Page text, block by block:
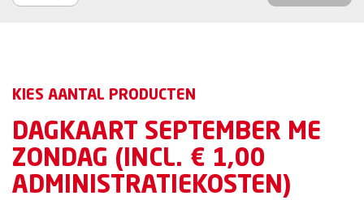
KIES AANTAL PRODUCTEN
DAGKAART SEPTEMBER ME
ZONDAG (INCL. € 1,00
ADMINISTRATIEKOSTEN)